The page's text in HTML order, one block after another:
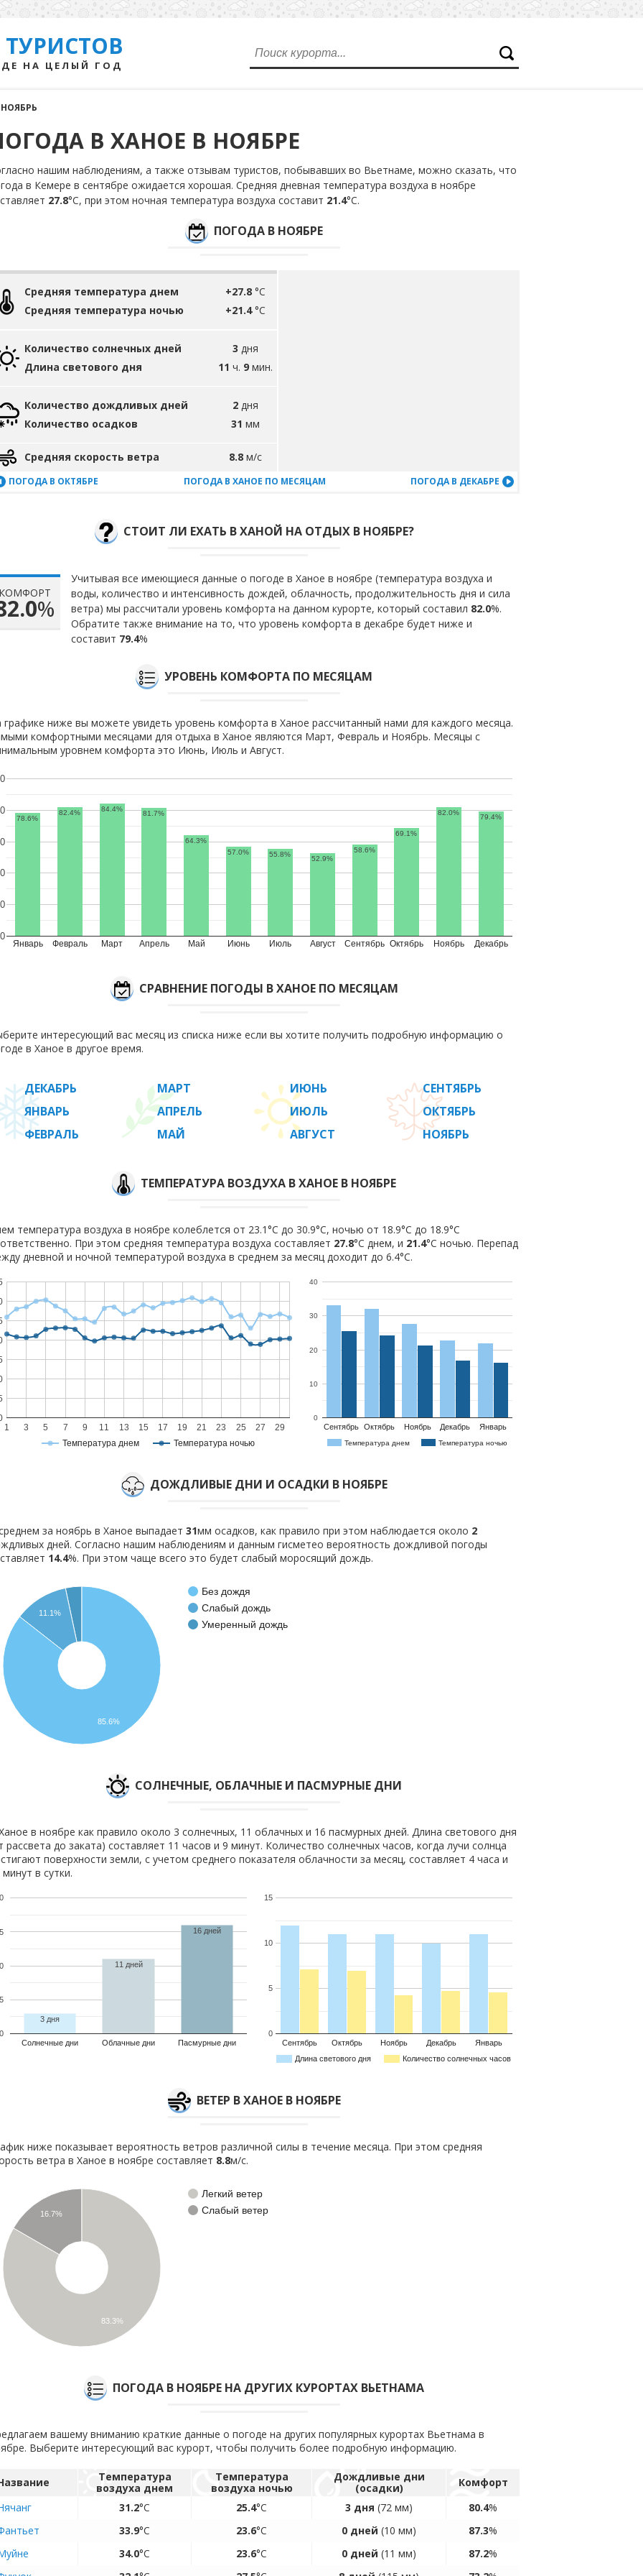
НА ЦЕЛЫЙ ГОД
НОЯБРЬ
В ХАНОЕ В НОЯБРЕ
нашим наблюдениям, а также отзывам туристов, побывавших во Вьетнаме, можно сказать, что
в Кемере в сентябре ожидается хорошая. Средняя дневная температура воздуха в ноябре
27.8°С, при этом ночная температура воздуха составит 21.4°С.
ПОГОДА В НОЯБРЕ
Средняя температура днем
Средняя температура ночью
+27.8 °C
+21.4°C
Количество солнечных дней
Длина светового дня
3 дня
11 ч. 9 мин.
Количество дождливых дней
Количество осадков
2 дня
31 мм
Средняя скорость ветра 8.8 м/с
ПОГОДА В ОКТЯБРЕ ПОГОДА В ХАНОЕ ПО МЕСЯЦАМ ПОГОДА В ДЕКАБРЕ
СТОИТ ЛИ ЕХАТЬ В ХАНОЙ НА ОТДЫХ В НОЯБРЕ?
КОМФОРТ
%
Учитывая все имеющиеся данные о погоде в Ханое в ноябре (температура воздуха и
воды, количество и интенсивность дождей, облачность, продолжительность дня и сила
ветра) мы рассчитали уровень комфорта на данном курорте, который составил 82.0%.
Обратите также внимание на то, что уровень комфорта в декабре будет ниже и
составит 79.4%
УРОВЕНЬ КОМФОРТА ПО МЕСЯЦАМ
графике ниже вы можете увидеть уровень комфорта в Ханое рассчитанный нами для каждого месяца.
комфортными месяцами для отдыха в Ханое являются Март, Февраль и Ноябрь. Месяцы с
уровнем комфорта это Июнь, Июль и Август.
Январь Февраль Март Апрель Май Июнь Июль Август Сентябрь Октябрь Ноябрь Декабрь
0
78.6%
82.4% 84.4%
81.7%
64.3%
57.0%
55.8%
52.9%
58.6%
69.1%
82.0%
79.4%
СРАВНЕНИЕ ПОГОДЫ В ХАНОЕ ПО МЕСЯЦАМ
интересующий вас месяц из списка ниже если вы хотите получить подробную информацию о
в Ханое в другое время.
ДЕКАБРЬ
ЯНВАРЬ
ФЕВРАЛЬ
МАРТ
АПРЕЛЬ
МАЙ
ИЮНЬ
ИЮЛЬ
АВГУСТ
СЕНТЯБРЬ
ОКТЯБРЬ
НОЯБРЬ
ТЕМПЕРАТУРА ВОЗДУХА В ХАНОЕ В НОЯБРЕ
температура воздуха в ноябре колеблется от 23.1°C до 30.9°C, ночью от 18.9°C до 18.9°C
При этом средняя температура воздуха составляет 27.8°C днем, и 21.4°C ночью. Перепад
дневной и ночной температурой воздуха в среднем за месяц доходит до 6.4°С.
Температура днем Температура ночью
1 3 5 7 9 11 13 15 17 19 21 23 25 27 29
Температура днем Температура ночью
Сентябрь Октябрь Ноябрь Декабрь Январь
0
10
20
30
40
ДОЖДЛИВЫЕ ДНИ И ОСАДКИ В НОЯБРЕ
за ноябрь в Ханое выпадает 31мм осадков, как правило при этом наблюдается около 2
дней. Согласно нашим наблюдениям и данным гисметео вероятность дождливой погоды
14.4%. При этом чаще всего это будет слабый моросящий дождь.
Без дождя
Слабый дождь
Умеренный дождь
11.1%
85.6%
CОЛНЕЧНЫЕ, ОБЛАЧНЫЕ И ПАСМУРНЫЕ ДНИ
в ноябре как правило около 3 солнечных, 11 облачных и 16 пасмурных дней. Длина светового дня
рассвета до заката) составляет 11 часов и 9 минут. Количество солнечных часов, когда лучи солнца
поверхности земли, с учетом среднего показателя облачности за месяц, составляет 4 часа и
минут в сутки.
Солнечные дни Облачные дни Пасмурные дни
0
5
3 дня
11 дней
16 дней
Длина светового дня Количество солнечных часов
Сентябрь Октябрь Ноябрь Декабрь Январь
0
5
10
15
ВЕТЕР В ХАНОЕ В НОЯБРЕ
ниже показывает вероятность ветров различной силы в течение месяца. При этом средняя
ветра в Ханое в ноябре составляет 8.8м/с.
Легкий ветер
Слабый ветер
16.7%
83.3%
ПОГОДА В НОЯБРЕ НА ДРУГИХ КУРОРТАХ ВЬЕТНАМА
вашему вниманию краткие данные о погоде на других популярных курортах Вьетнама в
Выберите интересующий вас курорт, чтобы получить более подробную информацию.
Температура
воздуха днем
Температура
воздуха ночью
Дождливые дни
(осадки)
Комфорт
31.2°C 25.4°C 3 дня (72 мм) 80.4%
33.9°C 23.6°C 0 дней (10 мм) 87.3%
34.0°C 23.6°C 0 дней (11 мм) 87.2%